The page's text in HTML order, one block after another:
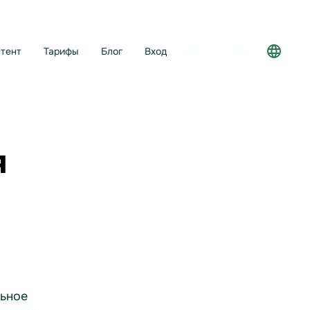
Тарифы Блог Вход